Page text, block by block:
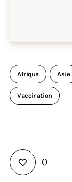
Afrique Asie
Vaccination
0